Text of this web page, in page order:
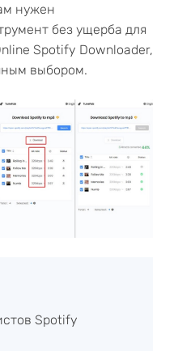
нужен
без ущерба для
Spotify Downloader,
выбором.
Spotify